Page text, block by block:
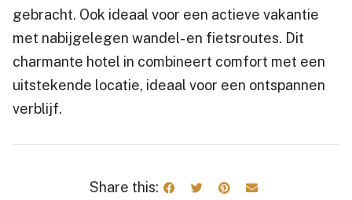
gebracht. Ook ideaal voor een actieve vakantie
met nabijgelegen wandel- en fietsroutes. Dit
charmante hotel in combineert comfort met een
uitstekende locatie, ideaal voor een ontspannen
verblijf.
Share this: